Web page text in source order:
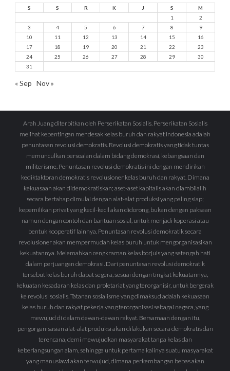
S S R K J S
M
1
2
3
4 5 6 7 8
9
10
11 12 13 14 15
16
17
18 19 20 21 22
23
24
25 26 27 28 29
30
31
« Sep Nov »
Arah Juang diterbitkan oleh Perserikatan Sosialis. Perserikatan Sosialis
melihat kepentingan mendesak kelas buruh dan rakyat Indonesia adalah
penuntasan revolusi demokratis. Revolusi demokratis yang tidak tuntas
memunculkan persoalan dalam bidang demokrasi, kebangsaan dan
militerisme. Penuntasan revolusi demokratis ini dengan mendirikan
kediktaktoran demokratis revolusioner kelas buruh dan rakyat. Dimana
kekuasaan akan didemokratiskan; aset-aset kapitalis akan diambilalih
secara bertahap dimulai dengan alat-alat produksi yang paling siap;
kepemilikan privat yang kecil-kecil akan didorong, bukan dengan paksaan
namun dengan contoh dan bantuan sosial, untuk menjadi koperasi atau
bentuk kooperatif lainnya. Penuntasan revolusi demokratik secara
revolusioner akan mempermudah kelas buruh untuk mengorganisasikan
kekuatannya. Melemahkan cengkraman kelas borjuis yang setengah hati
dalam perjuangan demokrasi. Dari penuntasan revolusi demokratik
tersebut kelas buruh dapat segera, sesuai dengan tingkat kekuatannya,
kekuatan kesadaran kelas dan proletariat yang terorganisir, untuk bergerak
ke revolusi sosialis. Tatanan sosialisme yang dimaksud adalah kekuasaan
kelas buruh dan rakyat pekerja yang terorganisasi sebagai negara, yang
mewujud di dalam dewan-dewan rakyat. Bersamaan dengan itu,
pengorganisasian alat-alat produksi akan dilakukan secara demokratis dan
terencana, demi mewujudkan masyarakat tanpa kelas dan
keberlangsungan alam, sehingga untuk pertama kalinya suatu masyarakat
yang manusiawi akan terwujud, dimana perkembangan bebas akan